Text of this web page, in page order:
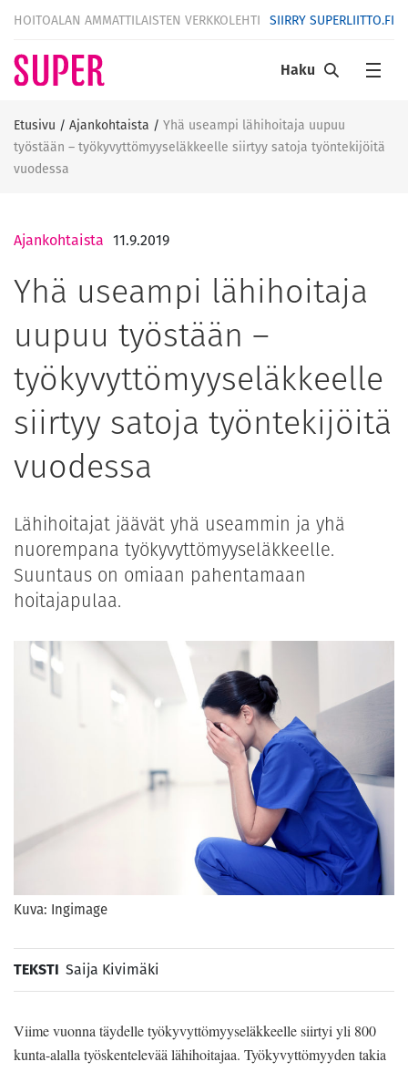
HOITOALAN AMMATTILAISTEN VERKKOLEHTI SIIRRY SUPERLIITTO.FI
Haku
Etusivu / Ajankohtaista / Yhä useampi lähihoitaja uupuu
työstään – työkyvyttömyyseläkkeelle siirtyy satoja työntekijöitä
vuodessa
Ajankohtaista 11.9.2019
Yhä useampi lähihoitaja
uupuu työstään –
työkyvyttömyyseläkkeelle
siirtyy satoja työntekijöitä
vuodessa
Lähihoitajat jäävät yhä useammin ja yhä
nuorempana työkyvyttömyyseläkkeelle.
Suuntaus on omiaan pahentamaan
hoitajapulaa.
Kuva: Ingimage
TEKSTI Saija Kivimäki
Viime vuonna täydelle työkyvyttömyyseläkkeelle siirtyi yli 800
kunta-alalla työskentelevää lähihoitajaa. Työkyvyttömyyden takia